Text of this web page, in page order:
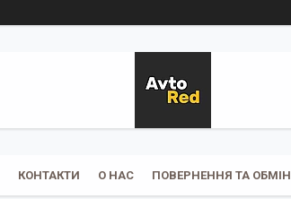
КОНТАКТИ О НАС ПОВЕРНЕННЯ ТА ОБМІН